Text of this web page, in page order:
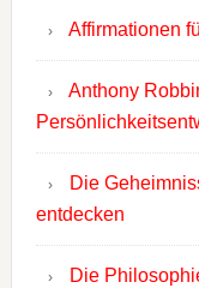
Affirmationen
Anthony
Die
entdecken
Die